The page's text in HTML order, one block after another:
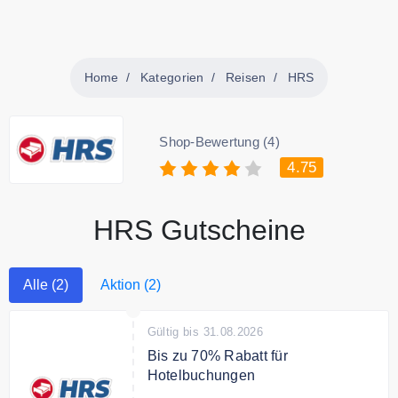
Home Kategorien Reisen HRS
Shop-Bewertung (4)
4.75
HRS Gutscheine
Alle (2) Aktion (2)
Gültig bis 31.08.2026
Bis zu 70% Rabatt für
Hotelbuchungen